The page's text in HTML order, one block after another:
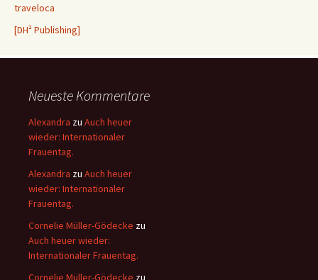
traveloca
[DH² Publishing]
Neueste Kommentare
Alexandra zu Auch heuer
wieder: Internationaler
Frauentag.
Alexandra zu Auch heuer
wieder: Internationaler
Frauentag.
Cornelie Müller-Gödecke zu
Auch heuer wieder:
Internationaler Frauentag.
Cornelie Müller-Gödecke zu